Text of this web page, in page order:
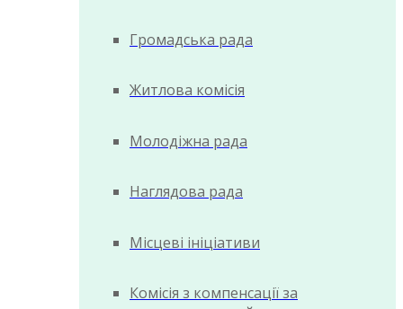
Громадська рада
Житлова комісія
Молодіжна рада
Наглядова рада
Місцеві ініціативи
Комісія з компенсації за